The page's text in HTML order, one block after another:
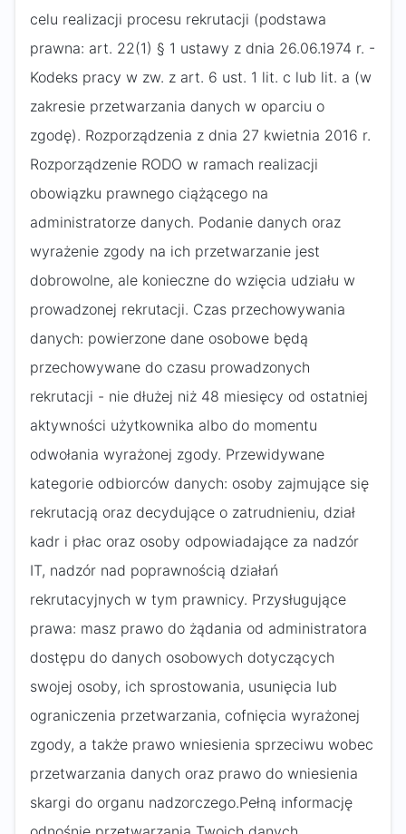
celu realizacji procesu rekrutacji (podstawa
prawna: art. 22(1) § 1 ustawy z dnia 26.06.1974 r. -
Kodeks pracy w zw. z art. 6 ust. 1 lit. c lub lit. a (w
zakresie przetwarzania danych w oparciu o
zgodę). Rozporządzenia z dnia 27 kwietnia 2016 r.
Rozporządzenie RODO w ramach realizacji
obowiązku prawnego ciążącego na
administratorze danych. Podanie danych oraz
wyrażenie zgody na ich przetwarzanie jest
dobrowolne, ale konieczne do wzięcia udziału w
prowadzonej rekrutacji. Czas przechowywania
danych: powierzone dane osobowe będą
przechowywane do czasu prowadzonych
rekrutacji - nie dłużej niż 48 miesięcy od ostatniej
aktywności użytkownika albo do momentu
odwołania wyrażonej zgody. Przewidywane
kategorie odbiorców danych: osoby zajmujące się
rekrutacją oraz decydujące o zatrudnieniu, dział
kadr i płac oraz osoby odpowiadające za nadzór
IT, nadzór nad poprawnością działań
rekrutacyjnych w tym prawnicy. Przysługujące
prawa: masz prawo do żądania od administratora
dostępu do danych osobowych dotyczących
swojej osoby, ich sprostowania, usunięcia lub
ograniczenia przetwarzania, cofnięcia wyrażonej
zgody, a także prawo wniesienia sprzeciwu wobec
przetwarzania danych oraz prawo do wniesienia
skargi do organu nadzorczego.Pełną informację